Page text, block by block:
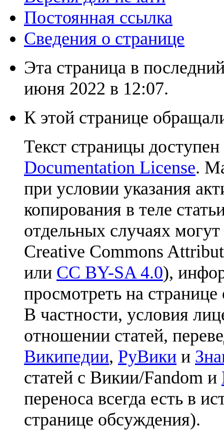
Постоянная ссылка
Сведения о странице
Эта страница в
июня 2022 в 12:07.
К этой странице
Текст страницы
Documentation License.
при условии указания
копирования в теле
отдельных случаях
Creative Commons
или CC BY-SA 4.0),
просмотреть на
В частности, условия
отношении статей,
Википедии, РуВики и
статей с Викии/Fandom и
переноса всегда есть в
странице обсуждения).